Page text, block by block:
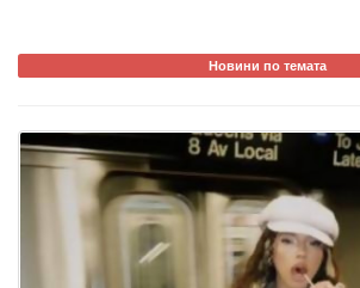
Новини по темата